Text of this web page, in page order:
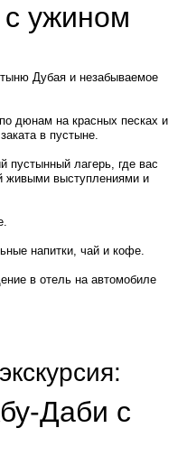
ужином
Дубая и незабываемое
дюнам на красных песках и
в пустыне.
пустынный лагерь, где вас
живыми выступлениями и
напитки, чай и кофе.
в отель на автомобиле
Даби с